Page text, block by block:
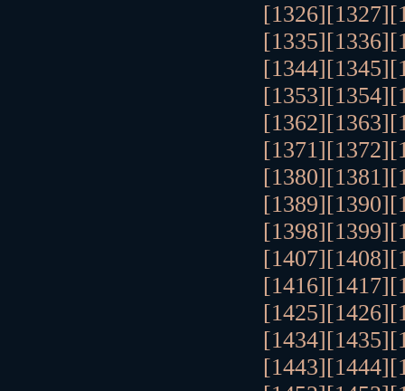
[1326][1327]
[1335][1336]
[1344][1345]
[1353][1354]
[1362][1363]
[1371][1372]
[1380][1381]
[1389][1390]
[1398][1399]
[1407][1408]
[1416][1417]
[1425][1426]
[1434][1435]
[1443][1444]